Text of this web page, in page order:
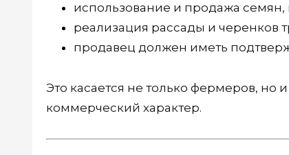
использование и продажа
реализация рассады и черенков
продавец должен иметь
Это касается не только фермеров,
коммерческий характер.